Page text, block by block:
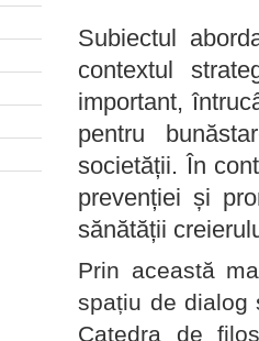
Subiectul
contextul
important,
pentru
societății. În
prevenției și
sănătății
Prin această
spațiu de dialog
Catedra de